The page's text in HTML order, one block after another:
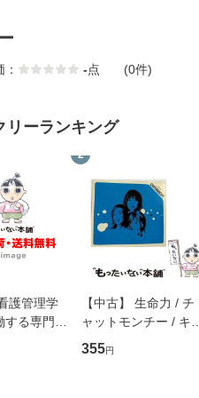
-点 (0件)
リーランキング
護管理学
る専門職
メントス
3版 (看護
2
【中古】 生命力 / チ
ャットモンチー / キュ
ーンレコード [CD]
【メール便送料無料】
355円